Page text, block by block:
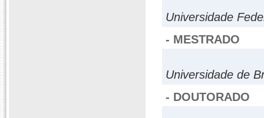
Universidade
- MESTRADO
Universidade de
- DOUTORADO